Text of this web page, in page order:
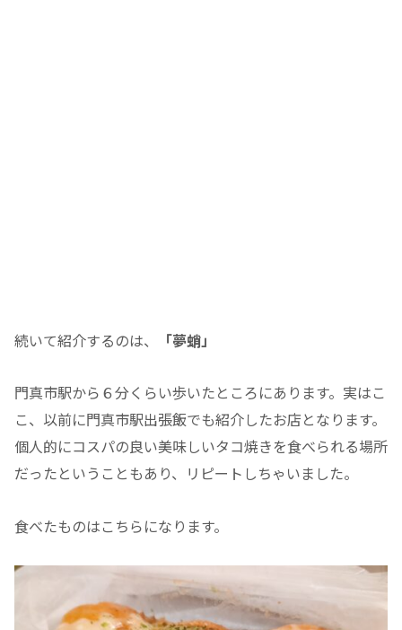
続いて紹介するのは、 「夢蛸」
門真市駅から６分くらい歩いたところにあります。実はこ
こ、以前に門真市駅出張飯でも紹介したお店となります。
個人的にコスパの良い美味しいタコ焼きを食べられる場所
だったということもあり、リピートしちゃいました。
食べたものはこちらになります。